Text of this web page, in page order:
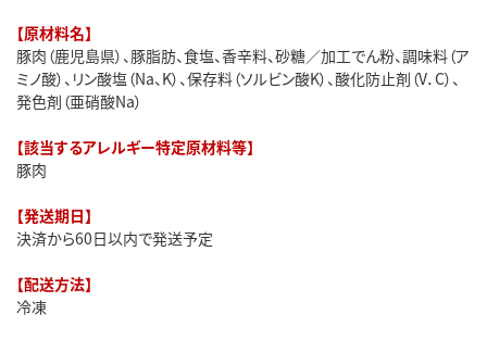
【原材料名】
豚肉（鹿児島県）、豚脂肪、食塩、香辛料、砂糖／加工でん粉、調味料（ア
ミノ酸）、リン酸塩（Na、K）、保存料（ソルビン酸K）、酸化防止剤（V．C）、
発色剤（亜硝酸Na）
【該当するアレルギー特定原材料等】
豚肉
【発送期日】
決済から60日以内で発送予定
【配送方法】
冷凍